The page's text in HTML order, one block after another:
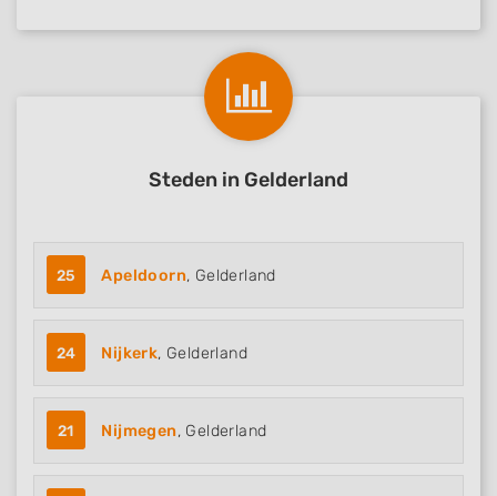
Steden in Gelderland
25 Apeldoorn, Gelderland
24 Nijkerk, Gelderland
21 Nijmegen, Gelderland